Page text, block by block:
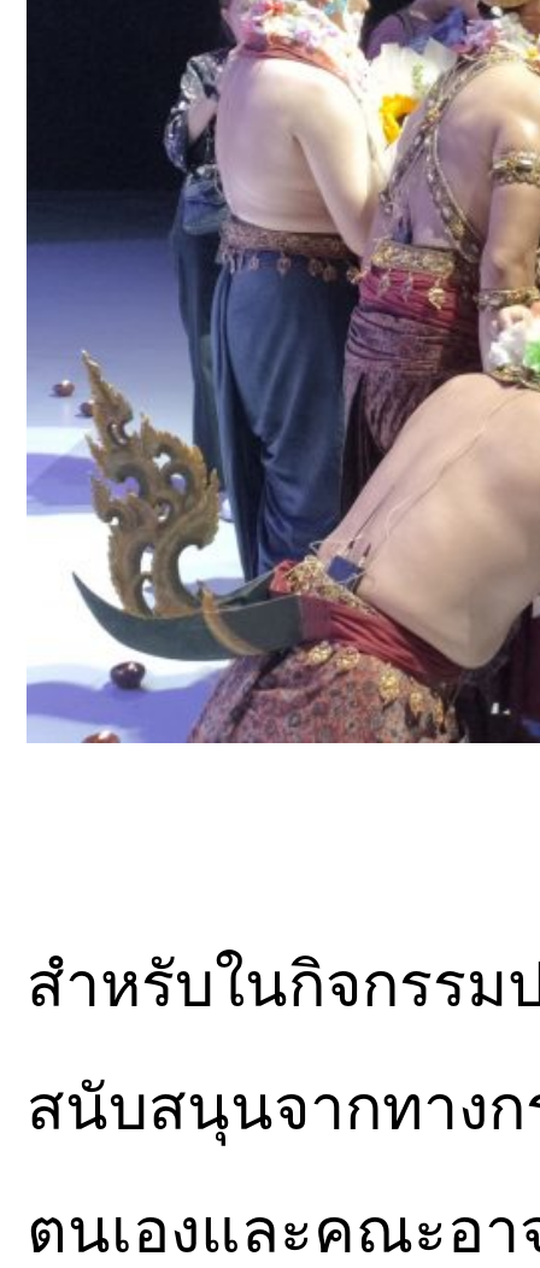
สำหรับในกิจกรรม
สนับสนุนจากทาง
ตนเองและคณะอา